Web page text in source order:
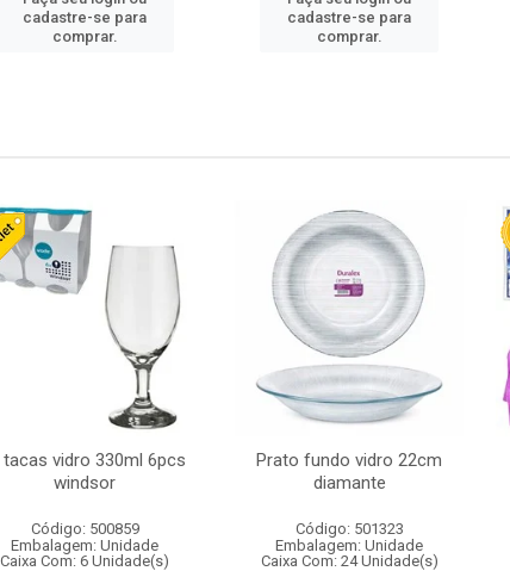
cadastre-se para
comprar.
cadastre-se para
comprar.
tacas vidro 330ml 6pcs
windsor
Código: 500859
Embalagem: Unidade
Caixa Com: 6 Unidade(s)
Prato fundo vidro 22cm
diamante
Código: 501323
Embalagem: Unidade
Caixa Com: 24 Unidade(s)